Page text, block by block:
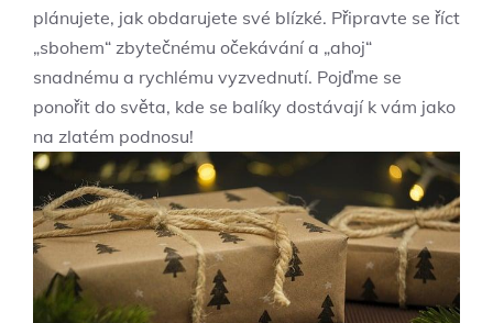
plánujete, jak obdarujete své blízké. Připravte se říct
„sbohem“ zbytečnému očekávání a „ahoj“
snadnému a rychlému vyzvednutí. Pojďme se
ponořit do světa, kde se balíky dostávají k vám jako
na zlatém podnosu!